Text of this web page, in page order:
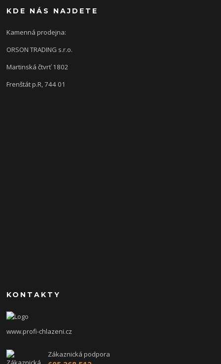
KDE NÁS NAJDETE
Kamenná prodejna:
ORSON TRADING s.r.o.
Martinská čtvrť 1802
Frenštát p.R, 744 01
KONTAKTY
www.profi-chlazeni.cz
Zákaznická podpora